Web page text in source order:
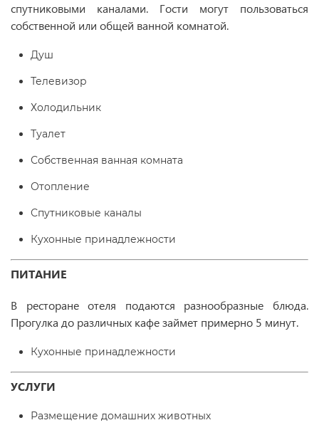
спутниковыми каналами. Гости могут пользоваться
собственной или общей ванной комнатой.
Душ
Телевизор
Холодильник
Туалет
Собственная ванная комната
Отопление
Спутниковые каналы
Кухонные принадлежности
ПИТАНИЕ
В ресторане отеля подаются разнообразные блюда.
Прогулка до различных кафе займет примерно 5 минут.
Кухонные принадлежности
УСЛУГИ
Размещение домашних животных